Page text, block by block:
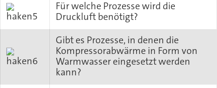
Für welche Prozesse wird die
Druckluft benötigt?
Gibt es Prozesse, in denen die
Kompressorabwärme in Form von
Warmwasser eingesetzt werden
kann?